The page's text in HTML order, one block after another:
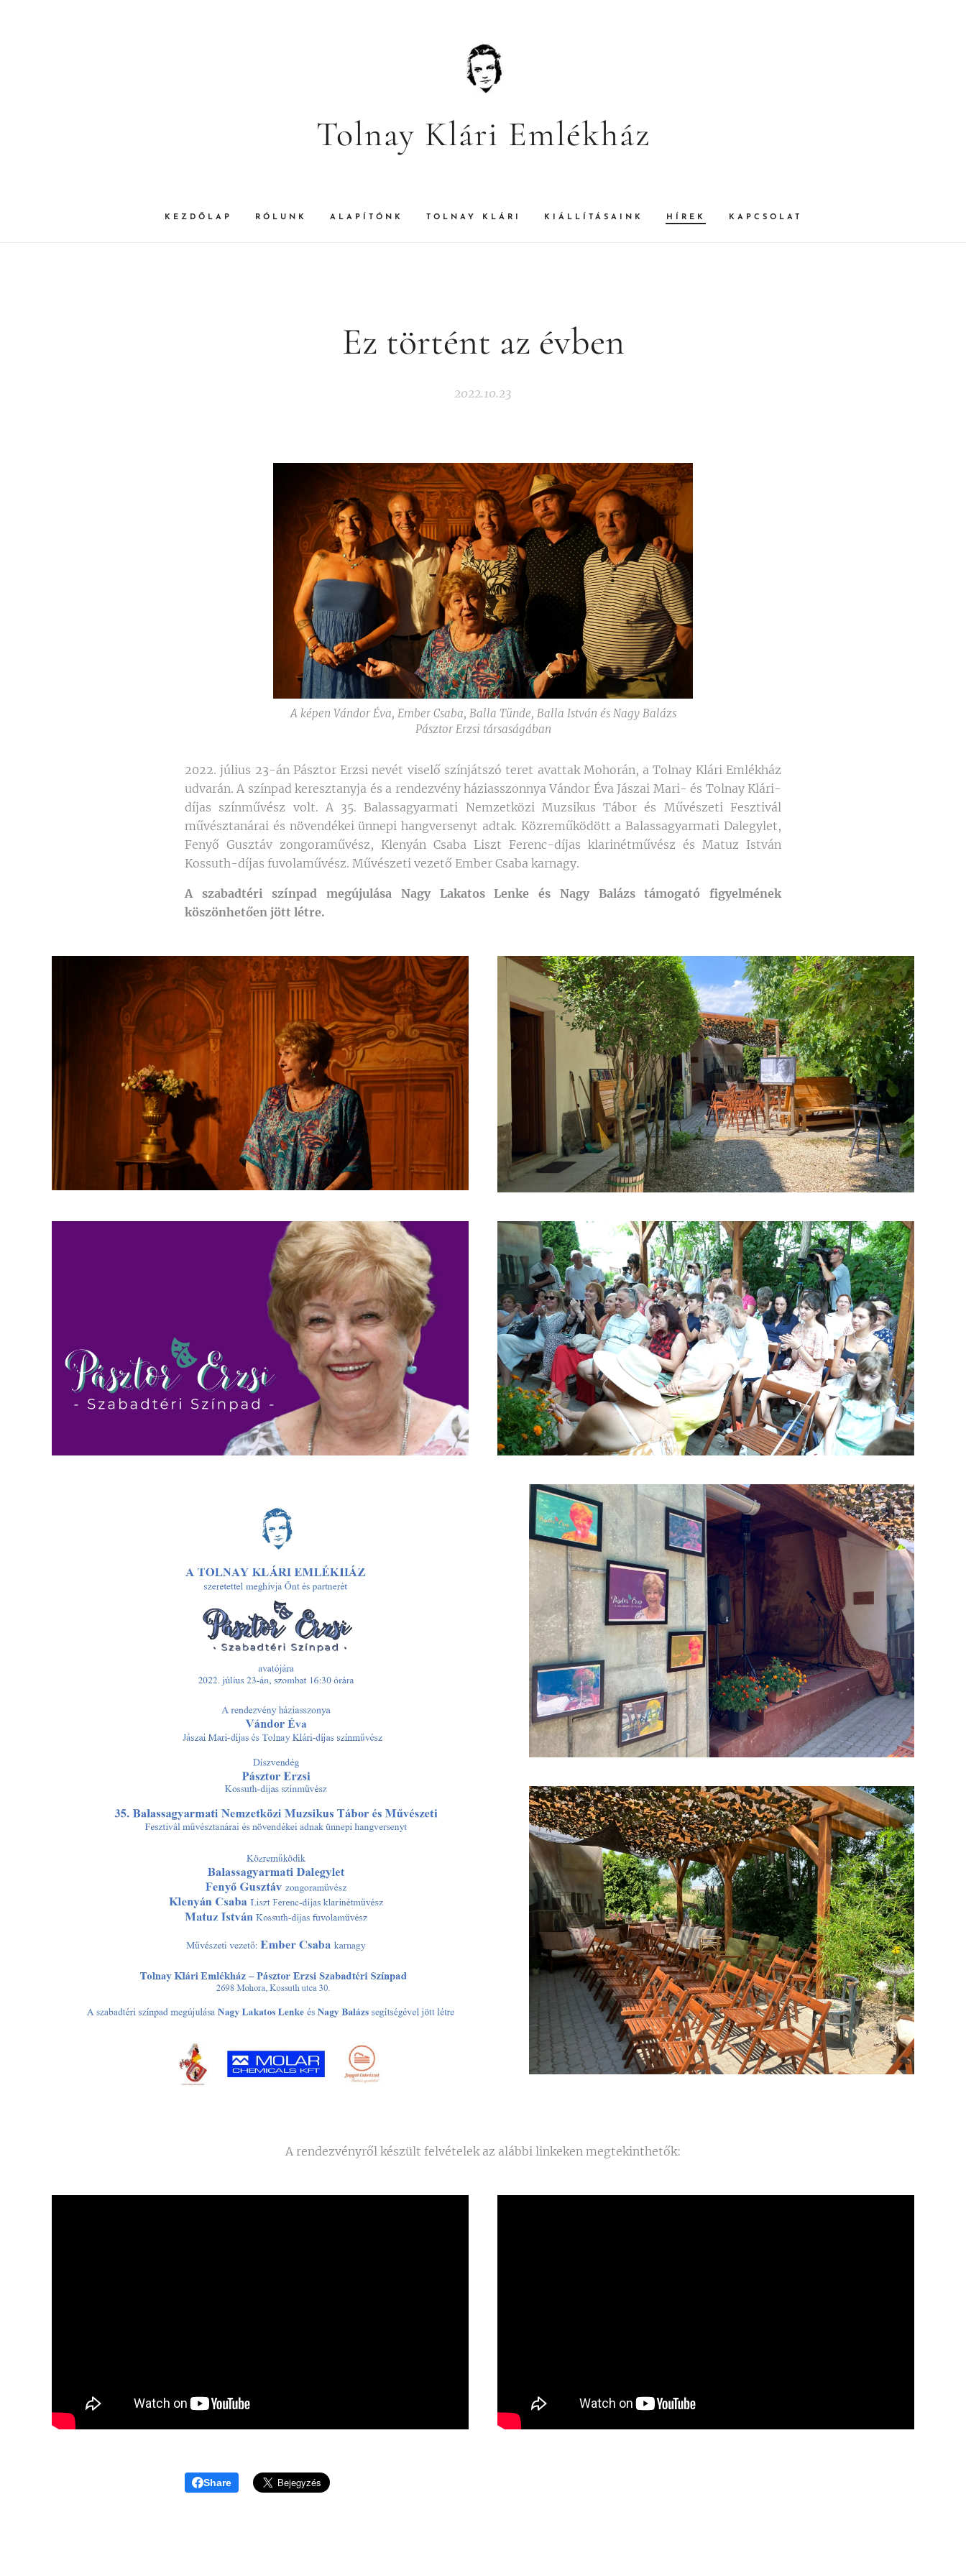
Tolnay Klári Emlékház
KEZDŐLAP RÓLUNK ALAPÍTÓNK TOLNAY KLÁRI KIÁLLÍTÁSAINK HÍREK KAPCSOLAT
Ez történt az évben
2022.10.23
A képen Vándor Éva, Ember Csaba, Balla Tünde, Balla István és Nagy Balázs
Pásztor Erzsi társaságában
2022. július 23-án Pásztor Erzsi nevét viselő színjátszó teret avattak Mohorán, a Tolnay Klári Emlékház
udvarán. A színpad keresztanyja és a rendezvény háziasszonnya Vándor Éva Jászai Mari- és Tolnay Klári-
díjas színművész volt. A 35. Balassagyarmati Nemzetközi Muzsikus Tábor és Művészeti Fesztivál
művésztanárai és növendékei ünnepi hangversenyt adtak. Közreműködött a Balassagyarmati Dalegylet,
Fenyő Gusztáv zongoraművész, Klenyán Csaba Liszt Ferenc-díjas klarinétművész és Matuz István
Kossuth-díjas fuvolaművész. Művészeti vezető Ember Csaba karnagy.
A szabadtéri színpad megújulása Nagy Lakatos Lenke és Nagy Balázs támogató figyelmének
köszönhetően jött létre.
A rendezvényről készült felvételek az alábbi linkeken megtekinthetők:
Share